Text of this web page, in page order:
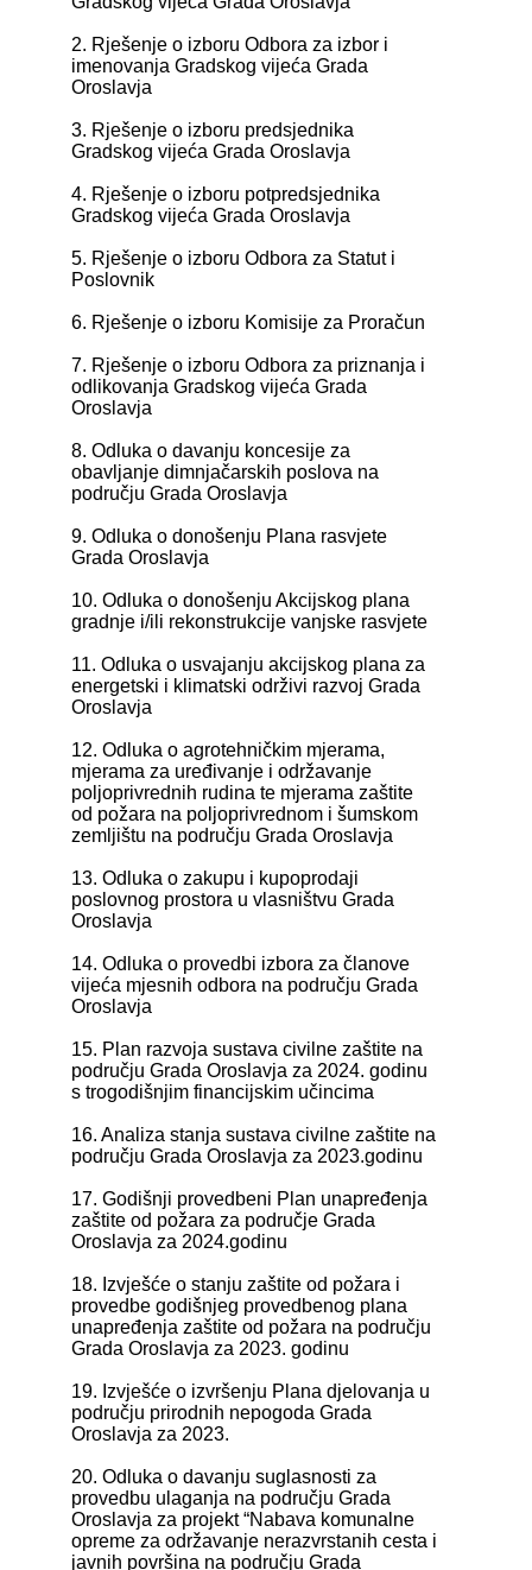
2. Rješenje o izboru Odbora za izbor i
imenovanja Gradskog vijeća Grada
Oroslavja
3. Rješenje o izboru predsjednika
Gradskog vijeća Grada Oroslavja
4. Rješenje o izboru potpredsjednika
Gradskog vijeća Grada Oroslavja
5. Rješenje o izboru Odbora za Statut i
Poslovnik
6. Rješenje o izboru Komisije za Proračun
7. Rješenje o izboru Odbora za priznanja i
odlikovanja Gradskog vijeća Grada
Oroslavja
8. Odluka o davanju koncesije za
obavljanje dimnjačarskih poslova na
području Grada Oroslavja
9. Odluka o donošenju Plana rasvjete
Grada Oroslavja
10. Odluka o donošenju Akcijskog plana
gradnje i/ili rekonstrukcije vanjske rasvjete
11. Odluka o usvajanju akcijskog plana za
energetski i klimatski održivi razvoj Grada
Oroslavja
12. Odluka o agrotehničkim mjerama,
mjerama za uređivanje i održavanje
poljoprivrednih rudina te mjerama zaštite
od požara na poljoprivrednom i šumskom
zemljištu na području Grada Oroslavja
13. Odluka o zakupu i kupoprodaji
poslovnog prostora u vlasništvu Grada
Oroslavja
14. Odluka o provedbi izbora za članove
vijeća mjesnih odbora na području Grada
Oroslavja
15. Plan razvoja sustava civilne zaštite na
području Grada Oroslavja za 2024. godinu
s trogodišnjim financijskim učincima
16. Analiza stanja sustava civilne zaštite na
području Grada Oroslavja za 2023.godinu
17. Godišnji provedbeni Plan unapređenja
zaštite od požara za područje Grada
Oroslavja za 2024.godinu
18. Izvješće o stanju zaštite od požara i
provedbe godišnjeg provedbenog plana
unapređenja zaštite od požara na području
Grada Oroslavja za 2023. godinu
19. Izvješće o izvršenju Plana djelovanja u
području prirodnih nepogoda Grada
Oroslavja za 2023.
20. Odluka o davanju suglasnosti za
provedbu ulaganja na području Grada
Oroslavja za projekt “Nabava komunalne
opreme za održavanje nerazvrstanih cesta i
javnih površina na području Grada